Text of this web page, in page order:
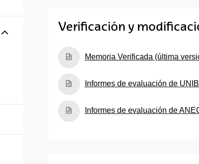
Mostrar/ocultar subpáginas
Verificación y
(Abre una nueva ventana)
Memoria Verificada (última
(Abre una nueva ventana)
Informes de evaluación de
(Abre una nueva ventana)
Informes de evaluación de